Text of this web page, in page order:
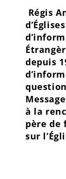
Régis
depuis
à la
père de
sur